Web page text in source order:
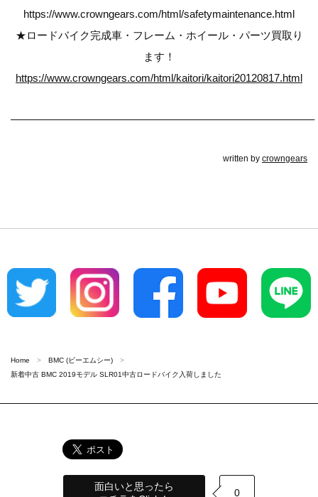
https://www.crowngears.com/html/safetymaintenance.html
★ロードバイク完成車・フレーム・ホイール・パーツ買取り
ます！
https://www.crowngears.com/html/kaitori/kaitori20120817.html
————————————————————————————–
written by crowngears
Home
BMC (ビーエムシー)
新着中古 BMC 2019モデル SLR01中古ロードバイク入荷しました
面白いと思ったら
0